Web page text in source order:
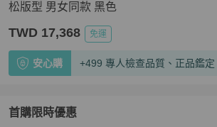
松版型 男女同款 黑色
TWD 17,368 免運
安心購 +499 專人檢查品質、正品鑑定
首購限時優惠